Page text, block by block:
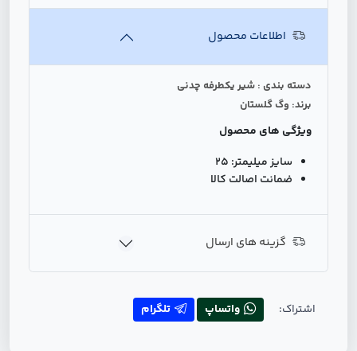
اطلاعات محصول
دسته بندی : شیر یکطرفه چدنی
برند: وگ گلستان
ویژگی های محصول
سایز میلیمتر: 25
ضمانت اصالت کالا
گزینه های ارسال
اشتراک: واتساپ تلگرام